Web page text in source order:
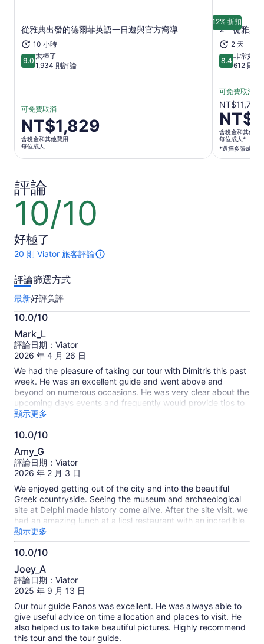
從雅典出發的德爾菲英語一日遊與官方嚮導
10 小時
9.09.0 分，滿分 10 分
太棒了
1,934 則評論
可免費取消
價
格
為
NT$1,829
位
成
NT$1,829
含稅金和其他費用
每位成人
在新分頁中開啟
12% 折扣
2 - 從雅典
2 天
8.48.4 分，滿
非常好
612 則評
可免費取消
原
價
為
目
選
人
票
可
更
NT$11,721
含稅金和其他費
每位成人*
*選擇多張成人
評論
10/10
10
分，
滿
分
10
好極了
20 則 Viator 旅客評論
此
動
共
有
20
則
評
論。
多
關
於
旅
客
實
評
論
的
訊
評論篩選方式
最新好評負評
10.0/10
10.0
分，
滿
分
10
分
Mark_L
評論日期：Viator
2026 年 4 月 26 日
We had the pleasure of taking our tour with Dimitris this past
week. He was an excellent guide and went above and
beyond on numerous occasions. He was very clear about the
upcoming days events and frequently would provide tips to
make our tour more enjoyable. We also liked how he would
give us options about how the day would unfold so that it
met our needs. We stopped at a few different locations for
excellent English, was easy to understand and very fun to
spend time with. Highly recommended!
顯示更多
10.0/10
10.0
分，
滿
分
10
分
Amy_G
評論日期：Viator
2026 年 2 月 3 日
We enjoyed getting out of the city and into the beautiful
Greek countryside. Seeing the museum and archaeological
site at Delphi made history come alive. After the site visit. we
had an amazing lunch at a licsl restaurant with an incredible
view of the countryside. The hotel was comfortable. The
natural formations around Meteora are breathtaking. We
visited several monasteries, all with great views, and
taverna on the water. Andres is outgoing, knowledgeable
and took good care of us. We enjoyed our time with him
顯示更多
10.0/10
10.0
分，
滿
分
10
分
Joey_A
評論日期：Viator
2025 年 9 月 13 日
Our tour guide Panos was excellent. He was always able to
give useful advice on time allocation and places to visit. He
also helped us to take beautiful pictures. Highly recommend
this tour and the tour guide.